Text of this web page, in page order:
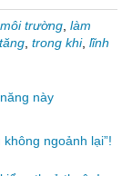
môi trường làm
trong khi, lĩnh
này
ngoảnh lại”!